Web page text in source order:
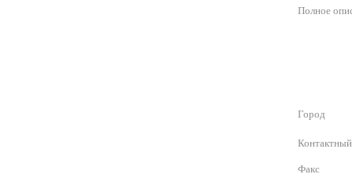
Полное
Город
Факс